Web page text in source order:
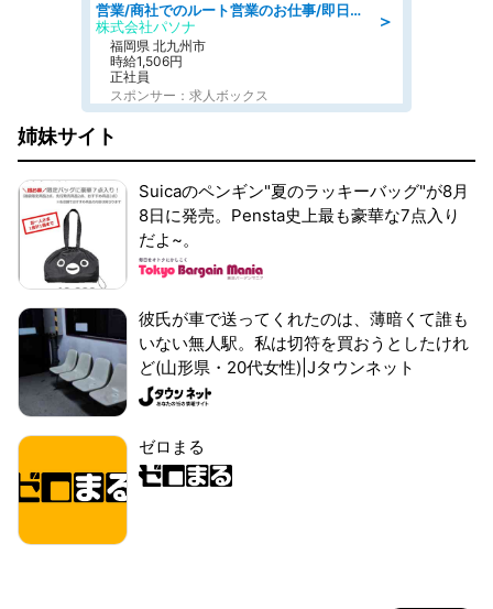
＞
営業/商社でのルート営業のお仕事/即日勤務可/車通勤可/営業
株式会社パソナ
福岡県 北九州市
時給1,506円
正社員
スポンサー：求人ボックス
姉妹サイト
Suicaのペンギン"夏のラッキーバッグ"が8月
8日に発売。Pensta史上最も豪華な7点入り
だよ~。
彼氏が車で送ってくれたのは、薄暗くて誰も
いない無人駅。私は切符を買おうとしたけれ
ど(山形県・20代女性)|Jタウンネット
ゼロまる